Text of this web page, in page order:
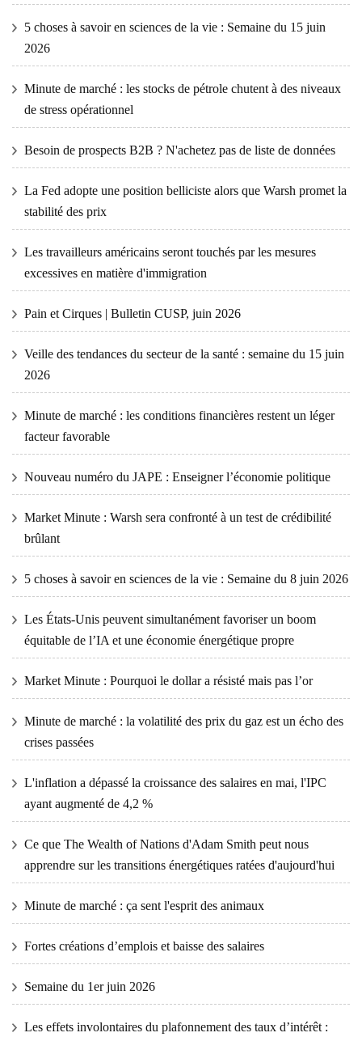
5 choses à savoir en sciences de la vie : Semaine du 15 juin
2026
Minute de marché : les stocks de pétrole chutent à des niveaux
de stress opérationnel
Besoin de prospects B2B ? N'achetez pas de liste de données
La Fed adopte une position belliciste alors que Warsh promet la
stabilité des prix
Les travailleurs américains seront touchés par les mesures
excessives en matière d'immigration
Pain et Cirques | Bulletin CUSP, juin 2026
Veille des tendances du secteur de la santé : semaine du 15 juin
2026
Minute de marché : les conditions financières restent un léger
facteur favorable
Nouveau numéro du JAPE : Enseigner l’économie politique
Market Minute : Warsh sera confronté à un test de crédibilité
brûlant
5 choses à savoir en sciences de la vie : Semaine du 8 juin 2026
Les États-Unis peuvent simultanément favoriser un boom
équitable de l’IA et une économie énergétique propre
Market Minute : Pourquoi le dollar a résisté mais pas l’or
Minute de marché : la volatilité des prix du gaz est un écho des
crises passées
L'inflation a dépassé la croissance des salaires en mai, l'IPC
ayant augmenté de 4,2 %
Ce que The Wealth of Nations d'Adam Smith peut nous
apprendre sur les transitions énergétiques ratées d'aujourd'hui
Minute de marché : ça sent l'esprit des animaux
Fortes créations d’emplois et baisse des salaires
Semaine du 1er juin 2026
Les effets involontaires du plafonnement des taux d’intérêt :